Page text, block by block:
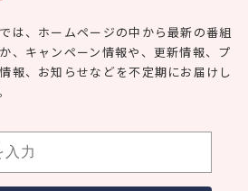
は、ホームページの中から最新の番組
、キャンペーン情報や、更新情報、プ
報、お知らせなどを不定期にお届けし